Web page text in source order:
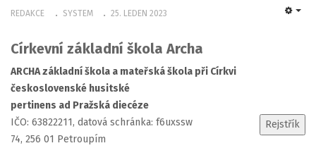
REDAKCE SYSTEM 25. LEDEN 2023
Církevní základní škola Archa
ARCHA základní škola a mateřská škola při Církvi
československé husitské
pertinens ad Pražská diecéze
IČO: 63822211, datová schránka: f6uxssw
74, 256 01 Petroupím